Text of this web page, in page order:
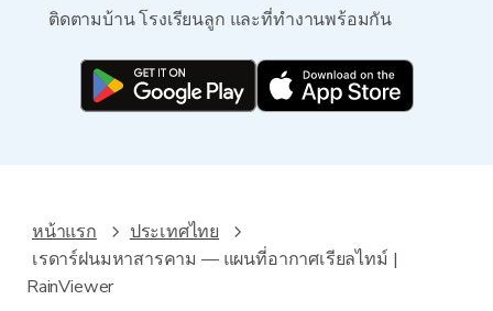
ติดตามบ้าน โรงเรียนลูก และที่ทำงานพร้อมกัน
หน้าแรก
ประเทศไทย
เรดาร์ฝนมหาสารคาม — แผนที่อากาศเรียลไทม์ |
RainViewer